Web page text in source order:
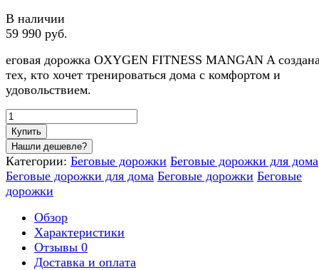
В наличии
59 990 руб.
еговая дорожка OXYGEN FITNESS MANGAN A
тех, кто хочет тренироваться дома с комфортом и
удовольствием.
Купить
Категории: Беговые дорожки Беговые дорожки для дома
Беговые дорожки для дома Беговые дорожки Беговые
дорожки
Обзор
Характеристики
Отзывы 0
Доставка и оплата